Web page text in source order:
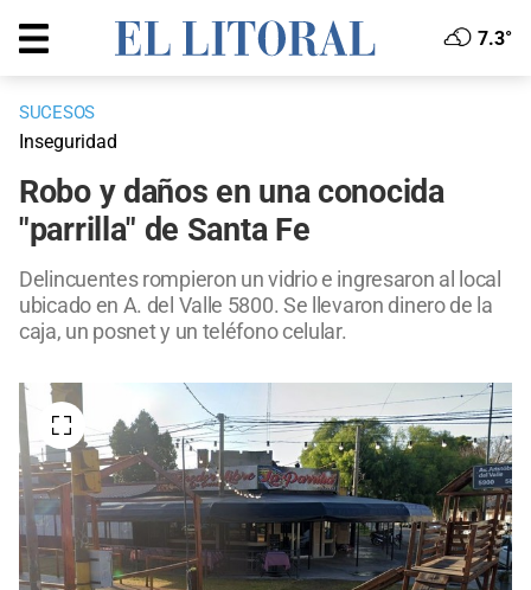
7.3°
SUCESOS
Inseguridad
Robo y daños en una conocida
"parrilla" de Santa Fe
Delincuentes rompieron un vidrio e ingresaron al local
ubicado en A. del Valle 5800. Se llevaron dinero de la
caja, un posnet y un teléfono celular.